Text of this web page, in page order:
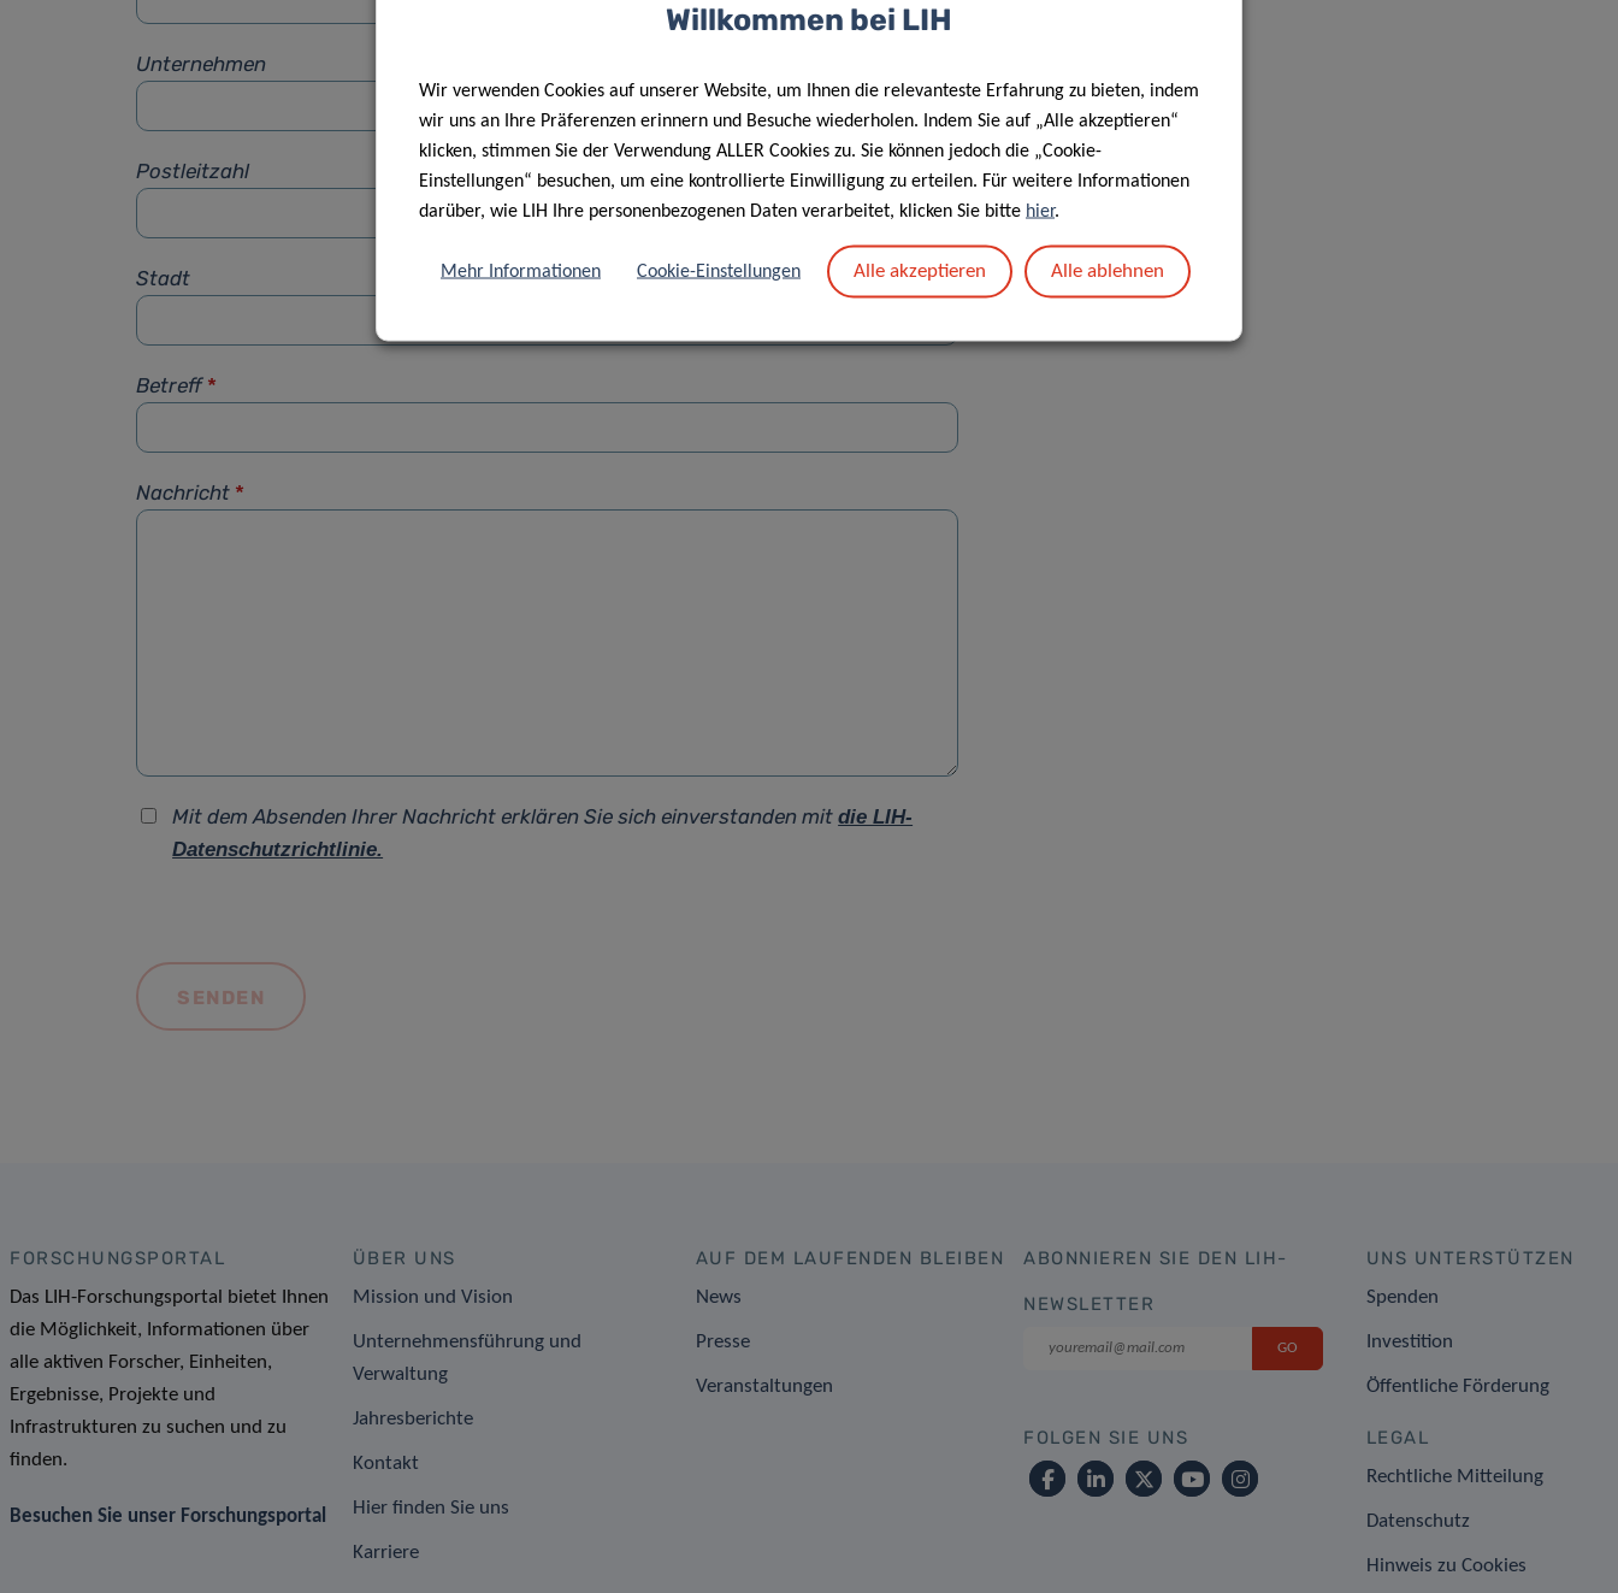
Unternehmen
Postleitzahl Straße
Stadt
Betreff *
Nachricht *
Mit dem Absenden Ihrer Nachricht erklären Sie sich einverstanden mitdie LIH-
Datenschutzrichtlinie.
FORSCHUNGSPORTAL
Das LIH-Forschungsportal bietet Ihnen
die Möglichkeit, Informationen über
alle aktiven Forscher, Einheiten,
Ergebnisse, Projekte und
Infrastrukturen zu suchen und zu
finden.
Besuchen Sie unser Forschungsportal
ÜBER UNS
Mission und Vision
Unternehmensführung und
Verwaltung
Jahresberichte
Kontakt
Hier finden Sie uns
Karriere
AUF DEM LAUFENDEN BLEIBEN
News
Presse
Veranstaltungen
ABONNIEREN SIE DEN LIH-
NEWSLETTER
FOLGEN SIE UNS
UNS UNTERSTÜTZEN
Spenden
Investition
Öffentliche Förderung
LEGAL
Rechtliche Mitteilung
Datenschutz
Hinweis zu Cookies
Willkommen bei LIH
Wir verwenden Cookies auf unserer Website, um Ihnen die relevanteste Erfahrung zu bieten, indem
wir uns an Ihre Präferenzen erinnern und Besuche wiederholen. Indem Sie auf „Alle akzeptieren“
klicken, stimmen Sie der Verwendung ALLER Cookies zu. Sie können jedoch die „Cookie-
Einstellungen“ besuchen, um eine kontrollierte Einwilligung zu erteilen. Für weitere Informationen
darüber, wie LIH Ihre personenbezogenen Daten verarbeitet, klicken Sie bitte hier.
Mehr Informationen Cookie-Einstellungen Alle akzeptieren Alle ablehnen